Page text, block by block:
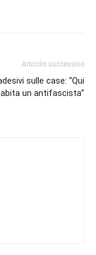
Articolo successivo
sulle case: “Qui
abita un antifascista”